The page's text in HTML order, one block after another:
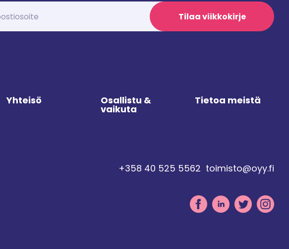
Tilaa viikkokirje
Yhteisö Osallistu &
vaikuta
Tietoa meistä
+358 40 525 5562 toimisto@oyy.fi